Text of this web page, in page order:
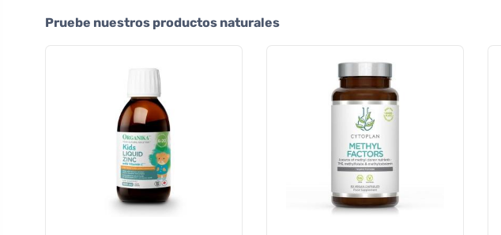
Pruebe nuestros productos naturales